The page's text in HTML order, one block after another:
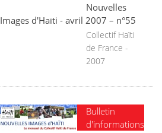
Nouvelles
Images d'Haïti - avril 2007 – n°55
Collectif Haïti
de France -
2007
Bulletin
d'informations